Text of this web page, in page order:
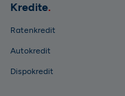
Kredite
Ratenkredit
Autokredit
Dispokredit